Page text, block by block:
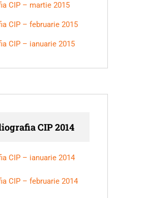
CIP – martie 2015
CIP – februarie 2015
CIP – ianuarie 2015
CIP 2014
CIP – ianuarie 2014
CIP – februarie 2014